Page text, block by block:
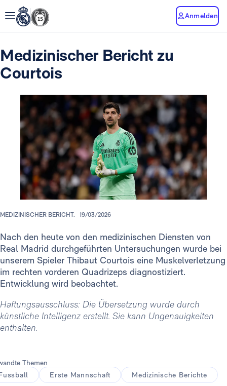
Anmelden
Medizinischer Bericht zu
Courtois
MEDIZINISCHER BERICHT. 19/03/2026
Nach den heute von den medizinischen Diensten von
Real Madrid durchgeführten Untersuchungen wurde bei
unserem Spieler Thibaut Courtois eine Muskelverletzung
im rechten vorderen Quadrizeps diagnostiziert.
Entwicklung wird beobachtet.
Haftungsausschluss: Die Übersetzung wurde durch
künstliche Intelligenz erstellt. Sie kann Ungenauigkeiten
enthalten.
Themen
Erste Mannschaft Medizinische Berichte